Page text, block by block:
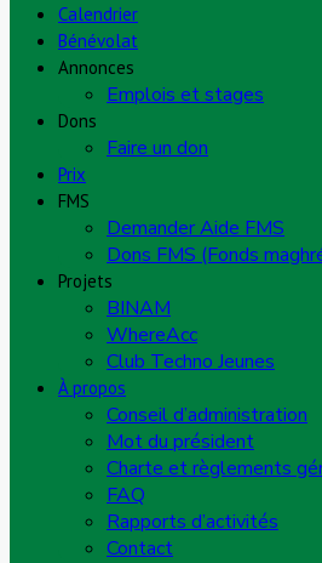
Calendrier
Bénévolat
Annonces
Emplois et stages
Dons
Faire un don
Prix
FMS
Demander Aide FMS
Dons FMS (Fonds
Projets
BINAM
WhereAcc
Club Techno Jeunes
À propos
Conseil d’administration
Mot du président
Charte et règlements
FAQ
Rapports d’activités
Contact